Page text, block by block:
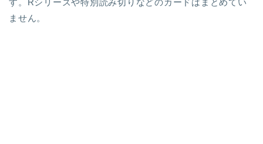
す。Rシリーズや特別読み切りなどのカードはまとめてい
ません。